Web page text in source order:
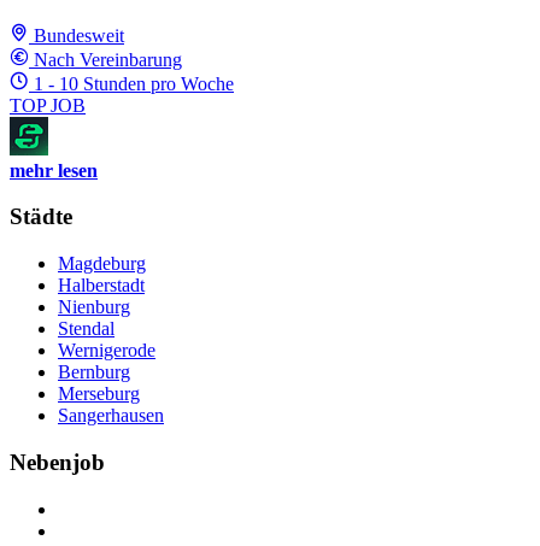
Bundesweit
Nach Vereinbarung
1 - 10 Stunden pro Woche
TOP JOB
mehr lesen
Städte
Magdeburg
Halberstadt
Nienburg
Stendal
Wernigerode
Bernburg
Merseburg
Sangerhausen
Nebenjob